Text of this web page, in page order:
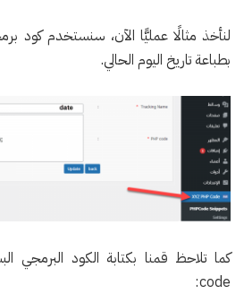
بطباعة تاريخ اليوم الحالي.
code: